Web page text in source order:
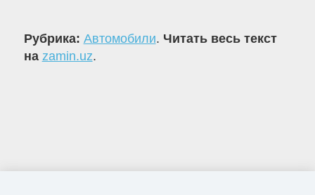
Рубрика: Автомобили. Читать весь текст
на zamin.uz.